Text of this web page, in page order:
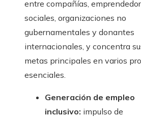
entre compañías,
sociales, organizaciones no
gubernamentales y donantes
internacionales, y concentra
metas principales en varios
esenciales.
Generación de empleo
inclusivo: impulso de